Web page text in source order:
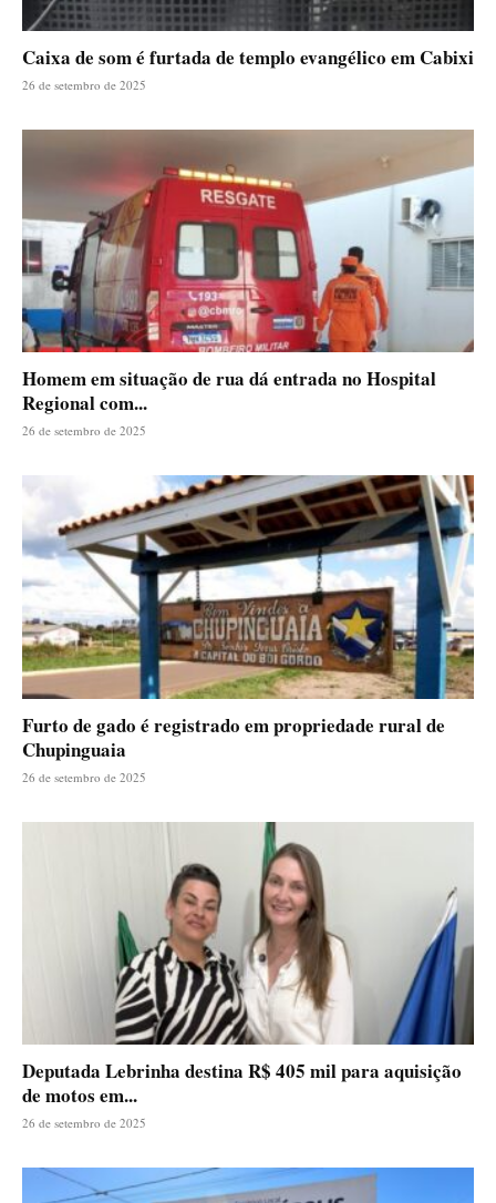
Caixa de som é furtada de templo evangélico em Cabixi
26 de setembro de 2025
Homem em situação de rua dá entrada no Hospital
Regional com...
26 de setembro de 2025
Furto de gado é registrado em propriedade rural de
Chupinguaia
26 de setembro de 2025
Deputada Lebrinha destina R$ 405 mil para aquisição
de motos em...
26 de setembro de 2025